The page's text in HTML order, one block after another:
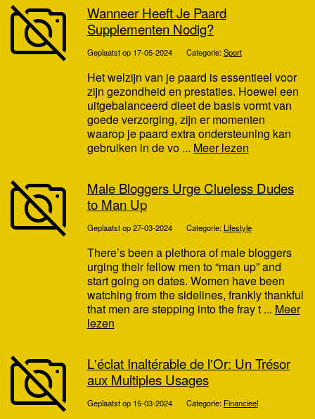
Wanneer Heeft Je Paard
Supplementen Nodig?
Geplaatst op 17-05-2024 Categorie:Sport
Het welzijn van je paard is essentieel voor
zijn gezondheid en prestaties. Hoewel een
uitgebalanceerd dieet de basis vormt van
goede verzorging, zijn er momenten
waarop je paard extra ondersteuning kan
gebruiken in de vo ... Meer lezen
Male Bloggers Urge Clueless Dudes
to Man Up
Geplaatst op 27-03-2024 Categorie:Lifestyle
There’s been a plethora of male bloggers
urging their fellow men to “man up” and
start going on dates. Women have been
watching from the sidelines, frankly thankful
that men are stepping into the fray t ... Meer
lezen
L'éclat Inaltérable de l'Or: Un Trésor
aux Multiples Usages
Geplaatst op 15-03-2024 Categorie: Financieel